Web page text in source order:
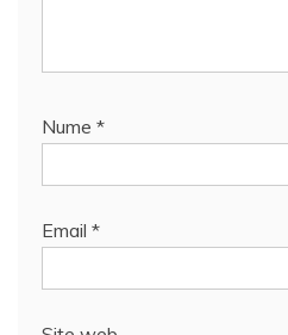
Nume *
Email *